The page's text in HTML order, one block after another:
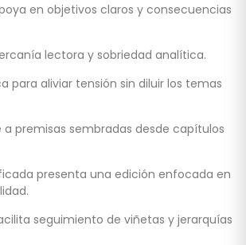
en objetivos claros y consecuencias
lectora y sobriedad analítica.
para aliviar tensión sin diluir los temas
a premisas sembradas desde capítulos
presenta una edición enfocada en
seguimiento de viñetas y jerarquías